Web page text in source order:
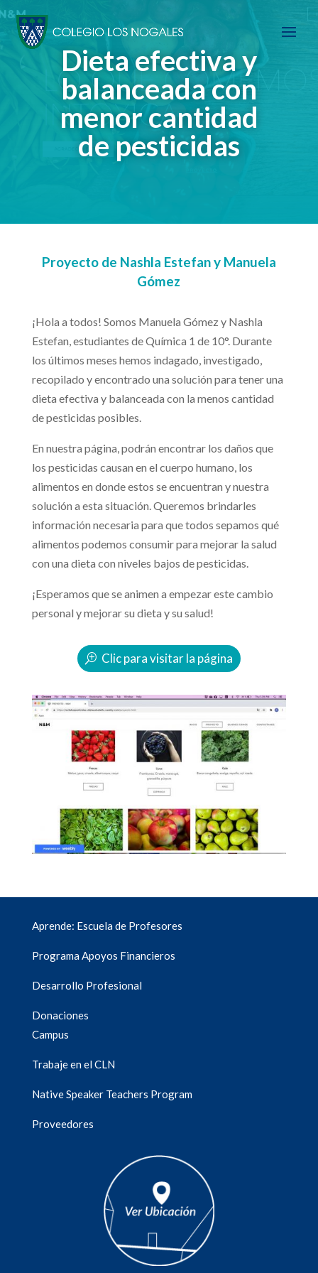
Dieta efectiva y
balanceada con
menor cantidad
de pesticidas
Proyecto de Nashla Estefan y Manuela
Gómez
¡Hola a todos! Somos Manuela Gómez y Nashla
Estefan, estudiantes de Química 1 de 10°. Durante
los últimos meses hemos indagado, investigado,
recopilado y encontrado una solución para tener una
dieta efectiva y balanceada con la menos cantidad
de pesticidas posibles.
En nuestra página, podrán encontrar los daños que
los pesticidas causan en el cuerpo humano, los
alimentos en donde estos se encuentran y nuestra
solución a esta situación. Queremos brindarles
información necesaria para que todos sepamos qué
alimentos podemos consumir para mejorar la salud
con una dieta con niveles bajos de pesticidas.
¡Esperamos que se animen a empezar este cambio
personal y mejorar su dieta y su salud!
Clic para visitar la página
Aprende: Escuela de Profesores
Programa Apoyos Financieros
Desarrollo Profesional
Donaciones
Campus
Trabaje en el CLN
Native Speaker Teachers Program
Proveedores